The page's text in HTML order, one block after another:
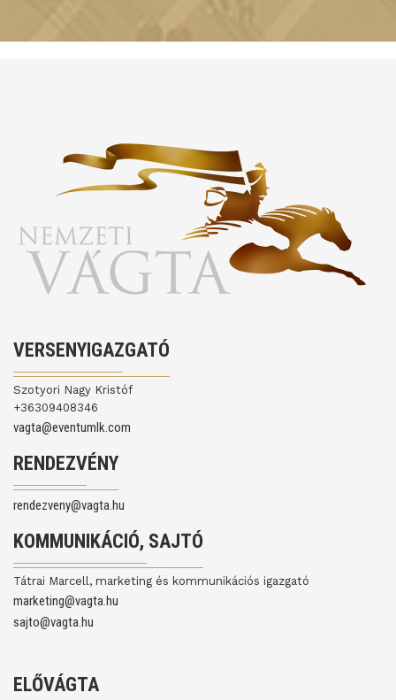
VERSENYIGAZGATÓ
Szotyori Nagy Kristóf
+36309408346
vagta@eventumlk.com
RENDEZVÉNY
rendezveny@vagta.hu
KOMMUNIKÁCIÓ, SAJTÓ
Tátrai Marcell, marketing és kommunikációs igazgató
marketing@vagta.hu
sajto@vagta.hu
ELŐVÁGTA